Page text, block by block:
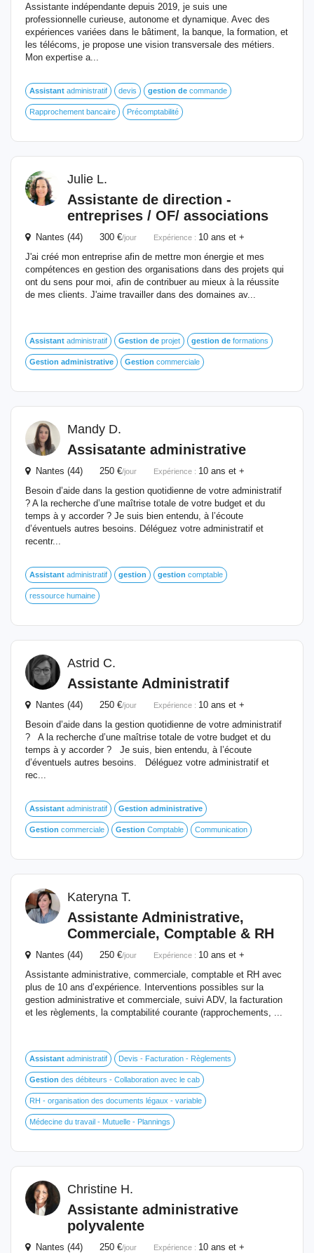
Assistante indépendante depuis 2019, je suis une
professionnelle curieuse, autonome et dynamique. Avec des
expériences variées dans le bâtiment, la banque, la formation, et
les télécoms, je propose une vision transversale des métiers.
Mon expertise a...
Assistant administratif devis gestion de commande
Rapprochement bancaire Précomptabilité
Julie L.
Assistante de direction -
entreprises / OF/ associations
Nantes (44) 300 €/jour Expérience : 10 ans et +
J'ai créé mon entreprise afin de mettre mon énergie et mes
compétences en gestion des organisations dans des projets qui
ont du sens pour moi, afin de contribuer au mieux à la réussite
de mes clients. J'aime travailler dans des domaines av...
Assistant administratif Gestion de projet gestion de formations
Gestion administrative Gestion commerciale
Mandy D.
Assisatante administrative
Nantes (44) 250 €/jour Expérience : 10 ans et +
Besoin d’aide dans la gestion quotidienne de votre administratif
? A la recherche d’une maîtrise totale de votre budget et du
temps à y accorder ? Je suis bien entendu, à l’écoute
d’éventuels autres besoins. Déléguez votre administratif et
recentr...
Assistant administratif gestion gestion comptable
ressource humaine
Astrid C.
Assistante Administratif
Nantes (44) 250 €/jour Expérience : 10 ans et +
Besoin d’aide dans la gestion quotidienne de votre administratif
? A la recherche d’une maîtrise totale de votre budget et du
temps à y accorder ? Je suis, bien entendu, à l’écoute
d’éventuels autres besoins. Déléguez votre administratif et
rec...
Assistant administratif Gestion administrative
Gestion commerciale Gestion Comptable Communication
Kateryna T.
Assistante Administrative,
Commerciale, Comptable & RH
Nantes (44) 250 €/jour Expérience : 10 ans et +
Assistante administrative, commerciale, comptable et RH avec
plus de 10 ans d’expérience. Interventions possibles sur la
gestion administrative et commerciale, suivi ADV, la facturation
et les règlements, la comptabilité courante (rapprochements, ...
Assistant administratif Devis - Facturation - Règlements
Gestion des débiteurs - Collaboration avec le cab
RH - organisation des documents légaux - variable
Médecine du travail - Mutuelle - Plannings
Christine H.
Assistante administrative
polyvalente
Nantes (44) 250 €/jour Expérience : 10 ans et +